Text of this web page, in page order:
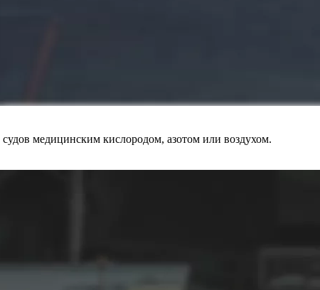
медицинским кислородом, азотом или воздухом.